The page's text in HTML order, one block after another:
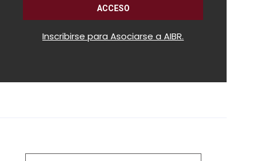
Inscribirse para Asociarse a AIBR.